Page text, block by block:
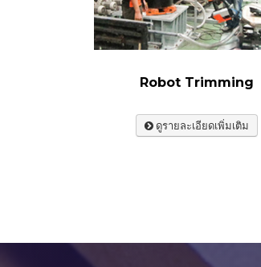
Robot Trimming
ดูรายละเอียดเพิ่มเติม